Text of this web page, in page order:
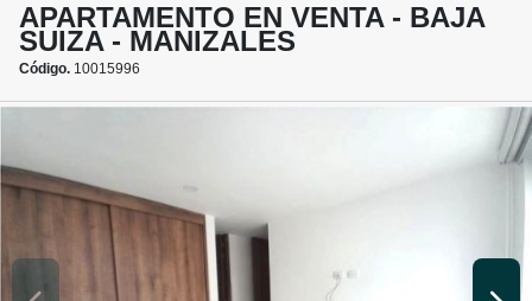
APARTAMENTO EN VENTA - BAJA
SUIZA - MANIZALES
Código. 10015996